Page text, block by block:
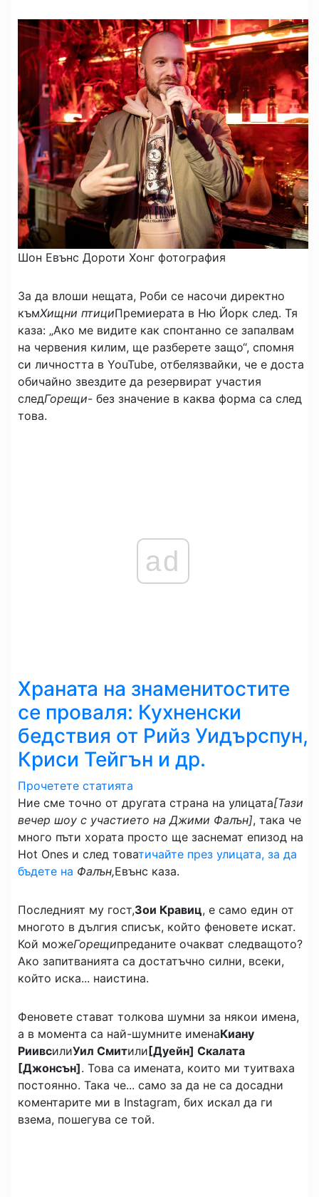
Шон Евънс Дороти Хонг фотография
За да влоши нещата, Роби се насочи директно
къмХищни птициПремиерата в Ню Йорк след. Тя
каза: „Ако ме видите как спонтанно се запалвам
на червения килим, ще разберете защо“, спомня
си личността в YouTube, отбелязвайки, че е доста
обичайно звездите да резервират участия
следГорещи- без значение в каква форма са след
това.
ad
Храната на знаменитостите
се проваля: Кухненски
бедствия от Рийз Уидърспун,
Криси Тейгън и др.
Прочетете статията
Ние сме точно от другата страна на улицата[Тази
вечер шоу с участието на Джими Фалън], така че
много пъти хората просто ще заснемат епизод на
Hot Ones и след товатичайте през улицата, за да
бъдете на Фалън,Евънс каза.
Последният му гост,Зои Кравиц, е само един от
многото в дългия списък, който феновете искат.
Кой можеГорещипреданите очакват следващото?
Ако запитванията са достатъчно силни, всеки,
който иска... наистина.
Феновете стават толкова шумни за някои имена,
а в момента са най-шумните именаКиану
РиивсилиУил Смитили[Дуейн] Скалата
[Джонсън]. Това са имената, които ми туитваха
постоянно. Така че... само за да не са досадни
коментарите ми в Instagram, бих искал да ги
взема, пошегува се той.